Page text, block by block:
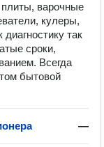
варочные
кулеры,
так
сроки,
Всегда
бытовой
—